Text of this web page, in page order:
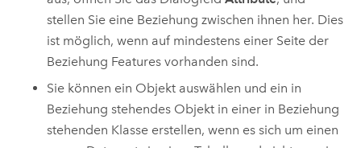
stellen Sie eine Beziehung zwischen ihnen her. Dies
ist möglich, wenn auf mindestens einer Seite der
Beziehung Features vorhanden sind.
Sie können ein Objekt auswählen und ein in
Beziehung stehendes Objekt in einer in Beziehung
stehenden Klasse erstellen, wenn es sich um einen